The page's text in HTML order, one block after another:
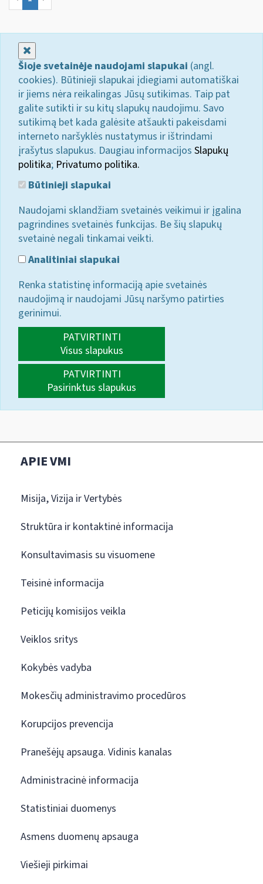
Šioje svetainėje naudojami slapukai (angl.
cookies). Būtinieji slapukai įdiegiami automatiškai
ir jiems nėra reikalingas Jūsų sutikimas. Taip pat
galite sutikti ir su kitų slapukų naudojimu. Savo
sutikimą bet kada galėsite atšaukti pakeisdami
interneto naršyklės nustatymus ir ištrindami
įrašytus slapukus. Daugiau informacijos Slapukų
politika; Privatumo politika.
Būtinieji slapukai
Naudojami sklandžiam svetainės veikimui ir įgalina
pagrindines svetainės funkcijas. Be šių slapukų
svetainė negali tinkamai veikti.
Analitiniai slapukai
Renka statistinę informaciją apie svetainės
naudojimą ir naudojami Jūsų naršymo patirties
gerinimui.
PATVIRTINTI
Visus slapukus
PATVIRTINTI
Pasirinktus slapukus
APIE VMI
Misija, Vizija ir Vertybės
Struktūra ir kontaktinė informacija
Konsultavimasis su visuomene
Teisinė informacija
Peticijų komisijos veikla
Veiklos sritys
Kokybės vadyba
Mokesčių administravimo procedūros
Korupcijos prevencija
Pranešėjų apsauga. Vidinis kanalas
Administracinė informacija
Statistiniai duomenys
Asmens duomenų apsauga
Viešieji pirkimai